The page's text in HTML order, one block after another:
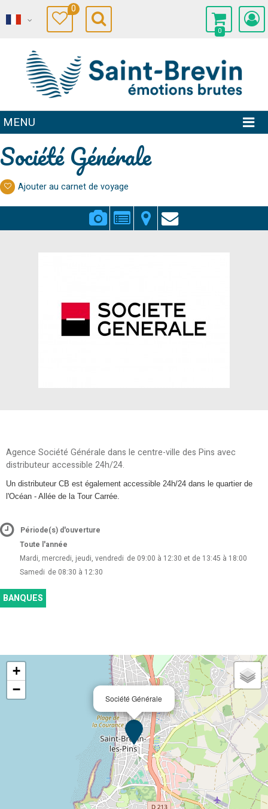
0
0
MENU
Société Générale
Ajouter au carnet de voyage
Agence Société Générale dans le centre-ville des Pins avec
distributeur accessible 24h/24.
Un distributeur CB est également accessible 24h/24 dans le quartier de
l'Océan - Allée de la Tour Carrée.
Période(s) d'ouverture
Toute l'année
Mardi, mercredi, jeudi, vendredi de 09:00 à 12:30 et de 13:45 à 18:00
Samedi de 08:30 à 12:30
BANQUES
Société Générale
+
−